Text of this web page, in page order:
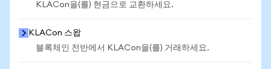
KLACon을(를) 현금으로 교환하세요.
KLACon 스왑
블록체인 전반에서 KLACon을(를) 거래하세요.